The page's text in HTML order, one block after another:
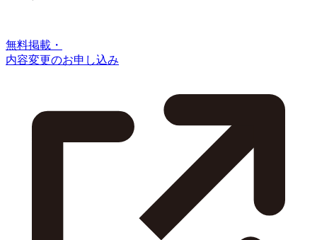
無料掲載・
内容変更のお申し込み